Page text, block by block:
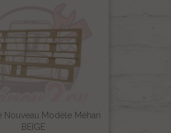
Nouveau Modèle Méhari
BEIGE